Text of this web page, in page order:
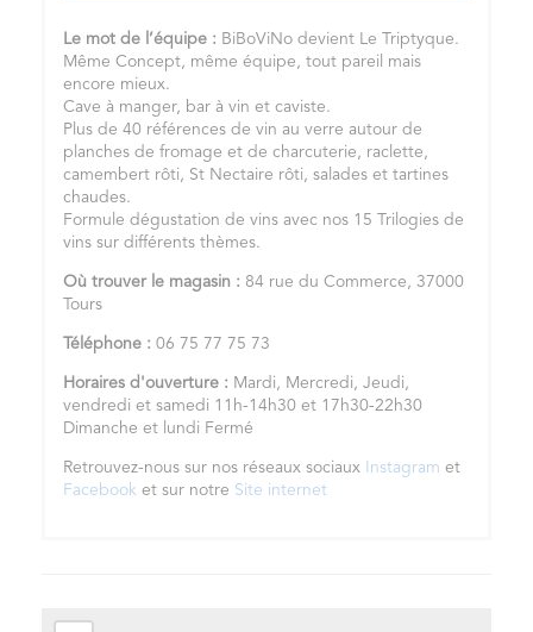
Le mot de l’équipe : BiBoViNo devient Le Triptyque.
Même Concept, même équipe, tout pareil mais
encore mieux.
Cave à manger, bar à vin et caviste.
Plus de 40 références de vin au verre autour de
planches de fromage et de charcuterie, raclette,
camembert rôti, St Nectaire rôti, salades et tartines
chaudes.
Formule dégustation de vins avec nos 15 Trilogies de
vins sur différents thèmes.
Où trouver le magasin : 84 rue du Commerce, 37000
Tours
Téléphone : 06 75 77 75 73
Horaires d'ouverture : Mardi, Mercredi, Jeudi,
vendredi et samedi 11h-14h30 et 17h30-22h30
Dimanche et lundi Fermé
Retrouvez-nous sur nos réseaux sociaux Instagram et
Facebook et sur notre Site internet